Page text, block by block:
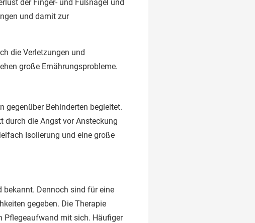
der Finger- und Fußnägel und
und damit zur
die Verletzungen und
große Ernährungsprobleme.
gegenüber Behinderten begleitet.
durch die Angst vor Ansteckung
Isolierung und eine große
bekannt. Dennoch sind für eine
gegeben. Die Therapie
Pflegeaufwand mit sich. Häufiger